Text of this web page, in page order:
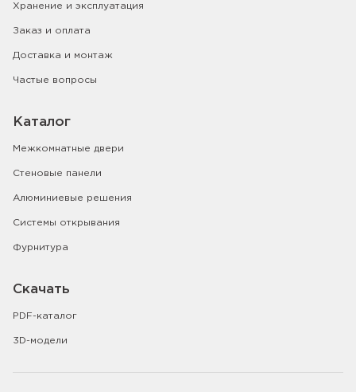
Хранение и эксплуатация
Заказ и оплата
Доставка и монтаж
Частые вопросы
Каталог
Межкомнатные двери
Стеновые панели
Алюминиевые решения
Системы открывания
Фурнитура
Скачать
PDF-каталог
3D-модели